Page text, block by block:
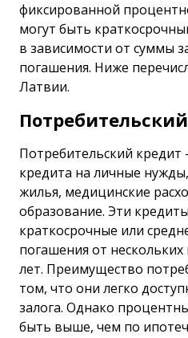
фиксированной
могут быть
в зависимости от суммы
погашения. Ниже
Латвии.
Потребительский кредит
кредита на личные
жилья, медицинские
образование. Эти
краткосрочные или
погашения от
лет. Преимущество
том, что они легко
залога. Однако
быть выше, чем по